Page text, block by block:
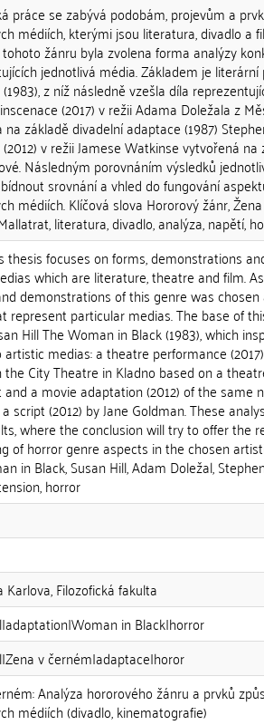
práce se zabývá podobám, projevům a
médiích, kterými jsou literatura, divadlo a
žánru byla zvolena forma analýzy
jednotlivá média. Základem je
z níž následně vzešla díla
(2017) v režii Adama Doležala z
základě divadelní adaptace (1987)
v režii Jamese Watkinse vytvořená na
Následným porovnáním výsledků
srovnání a vhled do fungování
médiích. Klíčová slova Hororový žánr,
literatura, divadlo, analýza, napětí,
thesis focuses on forms, demonstrations
which are literature, theatre and film.
demonstrations of this genre was
represent particular medias. The base of
Hill The Woman in Black (1983), which
medias: a theatre performance
the City Theatre in Kladno based on a
a movie adaptation (2012) of the same
script (2012) by Jane Goldman. These
where the conclusion will try to offer the
of horror genre aspects in the chosen
in Black, Susan Hill, Adam Doležal,
horror
Karlova, Filozofická fakulta
in Black|horror
v černém|adaptace|horor
Analýza hororového žánru a prvků
médiích (divadlo, kinematografie)